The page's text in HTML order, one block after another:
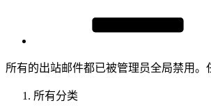
所有的出站邮件都已被管理员全局禁用。
所有分类